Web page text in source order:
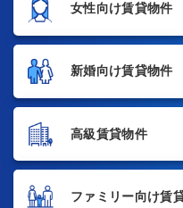
女性向け賃貸物件
新婚向け賃貸物件
高級賃貸物件
ファミリー向け賃